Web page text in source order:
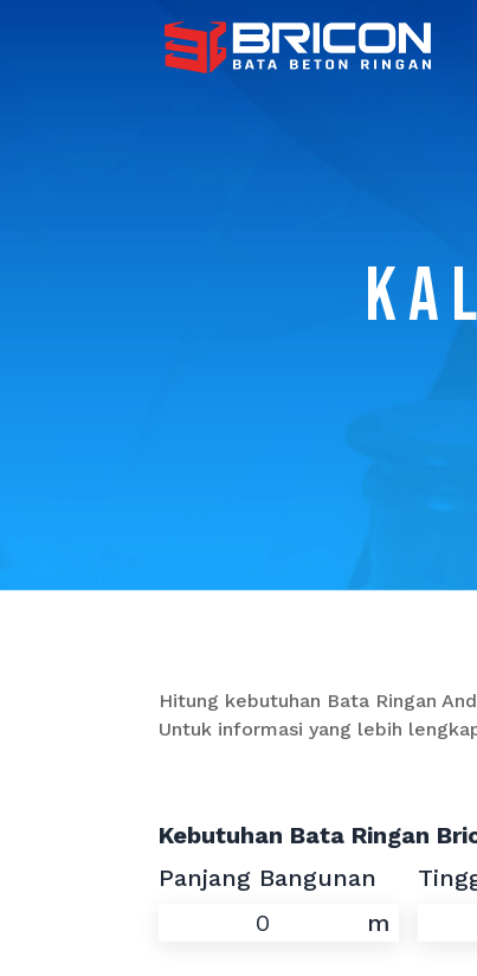
Hitung kebutuhan Bata Ringan
Untuk informasi yang lebih
Kebutuhan Bata Ringan
Panjang Bangunan
m